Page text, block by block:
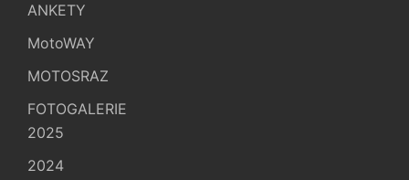
ANKETY
MotoWAY
MOTOSRAZ
FOTOGALERIE
2025
2024